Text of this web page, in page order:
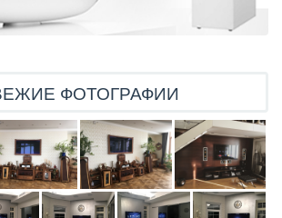
ФОТОГРАФИИ